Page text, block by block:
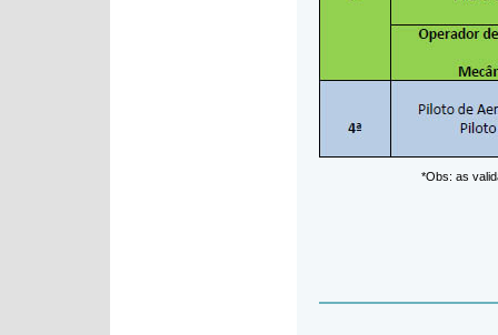
*Obs: as